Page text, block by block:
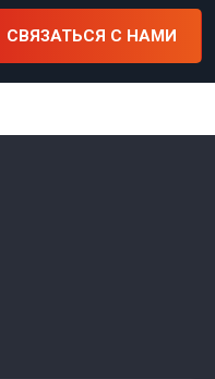
СВЯЗАТЬСЯ С НАМИ